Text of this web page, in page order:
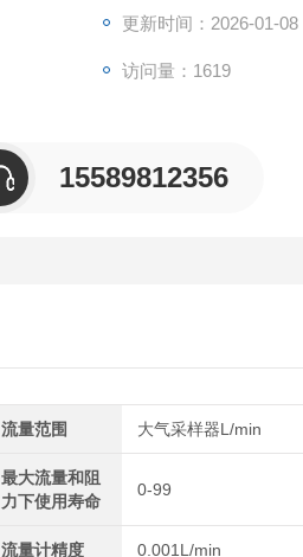
更新时间：2026-01-08
访问量：1619
15589812356
流量范围 大气采样器L/min
最大流量和阻
力下使用寿命
0-99
流量计精度 0.001L/min